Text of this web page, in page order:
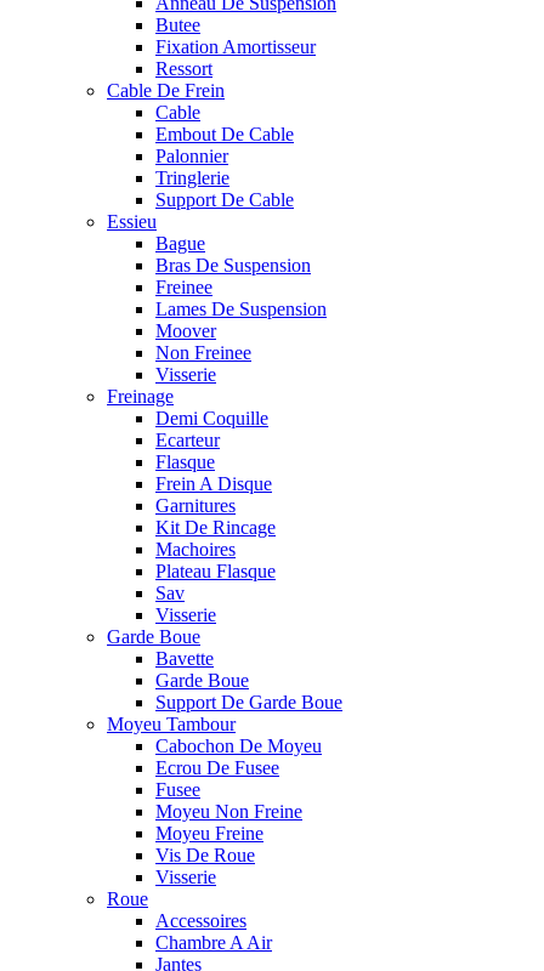
Butee
Fixation Amortisseur
Ressort
Cable De Frein
Cable
Embout De Cable
Palonnier
Tringlerie
Support De Cable
Essieu
Bague
Bras De Suspension
Freinee
Lames De Suspension
Moover
Non Freinee
Visserie
Freinage
Demi Coquille
Ecarteur
Flasque
Frein A Disque
Garnitures
Kit De Rincage
Machoires
Plateau Flasque
Sav
Visserie
Garde Boue
Bavette
Garde Boue
Support De Garde Boue
Moyeu Tambour
Cabochon De Moyeu
Ecrou De Fusee
Fusee
Moyeu Non Freine
Moyeu Freine
Vis De Roue
Visserie
Roue
Accessoires
Chambre A Air
Jantes